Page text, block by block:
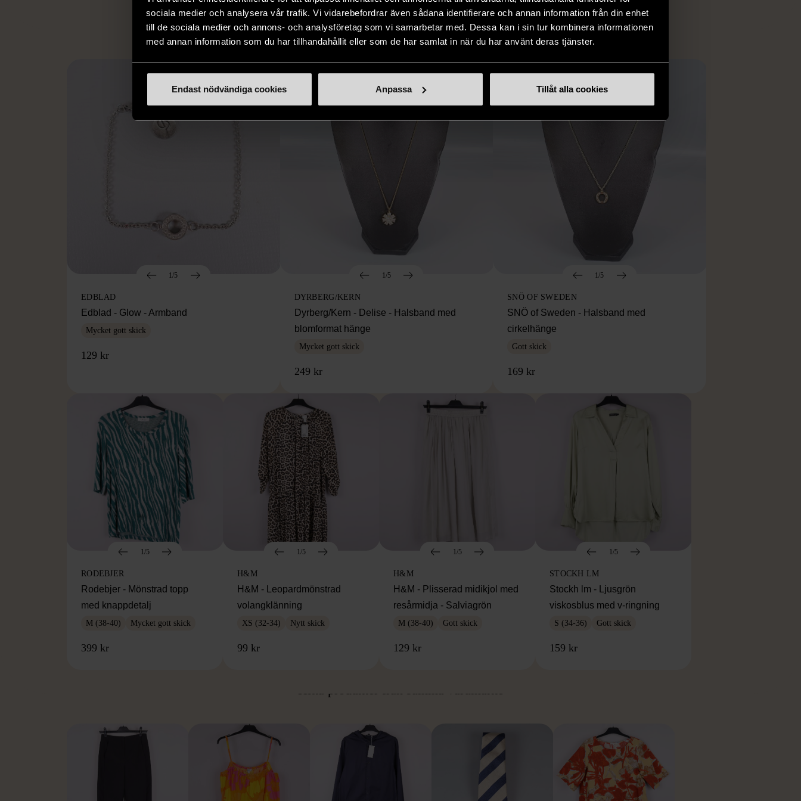
sociala medier och analysera vår trafik. Vi vidarebefordrar även sådana identifierare och annan information från din enhet
till de sociala medier och annons- och analysföretag som vi samarbetar med. Dessa kan i sin tur kombinera informationen
med annan information som du har tillhandahållit eller som de har samlat in när du har använt deras tjänster.
Endast nödvändiga cookies Anpassa Tillåt alla cookies
Hitta produkter som påminner om denna
1/5
EDBLAD
Edblad - Glow - Armband
Mycket gott skick
129 kr
1/5
DYRBERG/KERN
Dyrberg/Kern - Delise - Halsband med
blomformat hänge
Mycket gott skick
249 kr
1/5
SNÖ OF SWEDEN
SNÖ of Sweden - Halsband med
cirkelhänge
Gott skick
169 kr
1/5
RODEBJER
Rodebjer - Mönstrad topp
med knappdetalj
M (38-40) Mycket gott skick
399 kr
1/5
H&M
H&M - Leopardmönstrad
volangklänning
XS (32-34) Nytt skick
99 kr
1/5
H&M
H&M - Plisserad midikjol med
resårmidja - Salviagrön
M (38-40) Gott skick
129 kr
1/5
STOCKH LM
Stockh lm - Ljusgrön
viskosblus med v-ringning
S (34-36) Gott skick
159 kr
Hitta produkter från samma varumärke